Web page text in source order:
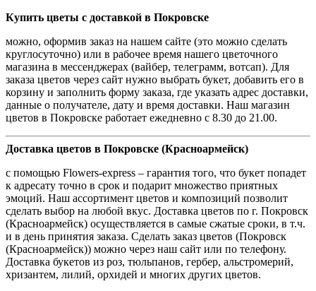
Купить цветы с доставкой в Покровске
можно, оформив заказ на нашем сайте (это можно сделать
круглосуточно) или в рабочее время нашего цветочного
магазина в мессенджерах (вайбер, телеграмм, вотсап). Для
заказа цветов через сайт нужно выбрать букет, добавить его в
корзину и заполнить форму заказа, где указать адрес доставки,
данные о получателе, дату и время доставки. Наш магазин
цветов в Покровске работает ежедневно с 8.30 до 21.00.
Доставка цветов в Покровске (Красноармейск)
с помощью Flowers-express – гарантия того, что букет попадет
к адресату точно в срок и подарит множество приятных
эмоций. Наш ассортимент цветов и композиций позволит
сделать выбор на любой вкус. Доставка цветов по г. Покровск
(Красноармейск) осуществляется в самые сжатые сроки, в т.ч.
и в день принятия заказа. Сделать заказ цветов (Покровск
(Красноармейск)) можно через наш сайт или по телефону.
Доставка букетов из роз, тюльпанов, гербер, альстромерий,
хризантем, лилий, орхидей и многих других цветов.